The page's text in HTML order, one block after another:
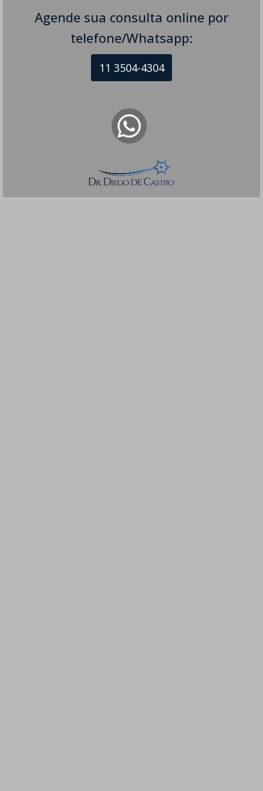
Agende sua consulta online por
telefone/Whatsapp:
11 3504-4304